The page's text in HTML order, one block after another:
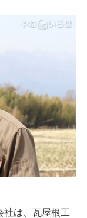
社は、瓦屋根工